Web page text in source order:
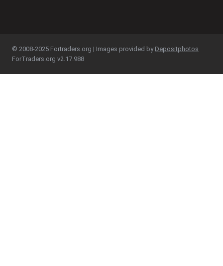
© 2008-2025 Fortraders.org | Images provided by Depositphotos
ForTraders.org v2.17.988